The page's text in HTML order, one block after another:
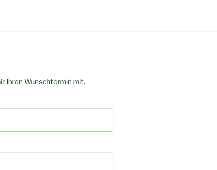
Ihren Wunschtermin mit.